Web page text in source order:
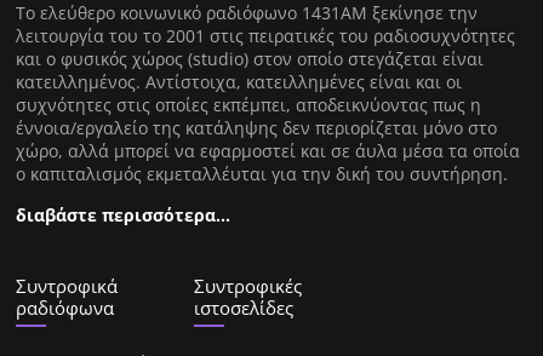
Tο ελεύθερο κοινωνικό ραδιόφωνο 1431AM ξεκίνησε την
λειτουργία του το 2001 στις πειρατικές του ραδιοσυχνότητες
και ο φυσικός χώρος (studio) στον οποίο στεγάζεται είναι
κατειλλημένος. Αντίστοιχα, κατειλλημένες είναι και οι
συχνότητες στις οποίες εκπέμπει, αποδεικνύοντας πως η
έννοια/εργαλείο της κατάληψης δεν περιορίζεται μόνο στο
χώρο, αλλά μπορεί να εφαρμοστεί και σε άυλα μέσα τα οποία
ο καπιταλισμός εκμεταλλέυται για την δική του συντήρηση.
διαβάστε περισσότερα…
Συντροφικά
ραδιόφωνα
Συντροφικές
ιστοσελίδες